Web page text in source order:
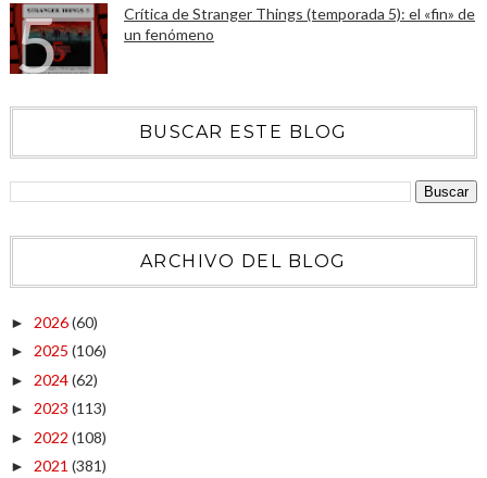
Crítica de Stranger Things (temporada 5): el «fin» de
un fenómeno
BUSCAR ESTE BLOG
ARCHIVO DEL BLOG
► 2026(60)
► 2025 (106)
► 2024(62)
► 2023 (113)
► 2022 (108)
► 2021 (381)